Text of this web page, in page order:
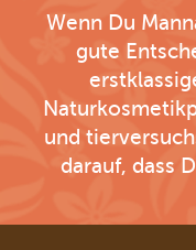
Wenn Du
gute
und
darauf, dass